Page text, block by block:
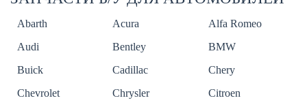
Abarth Acura
Alfa Romeo
Audi
Bentley
BMW
Buick
Cadillac
Chery
Chevrolet
Chrysler
Citroen